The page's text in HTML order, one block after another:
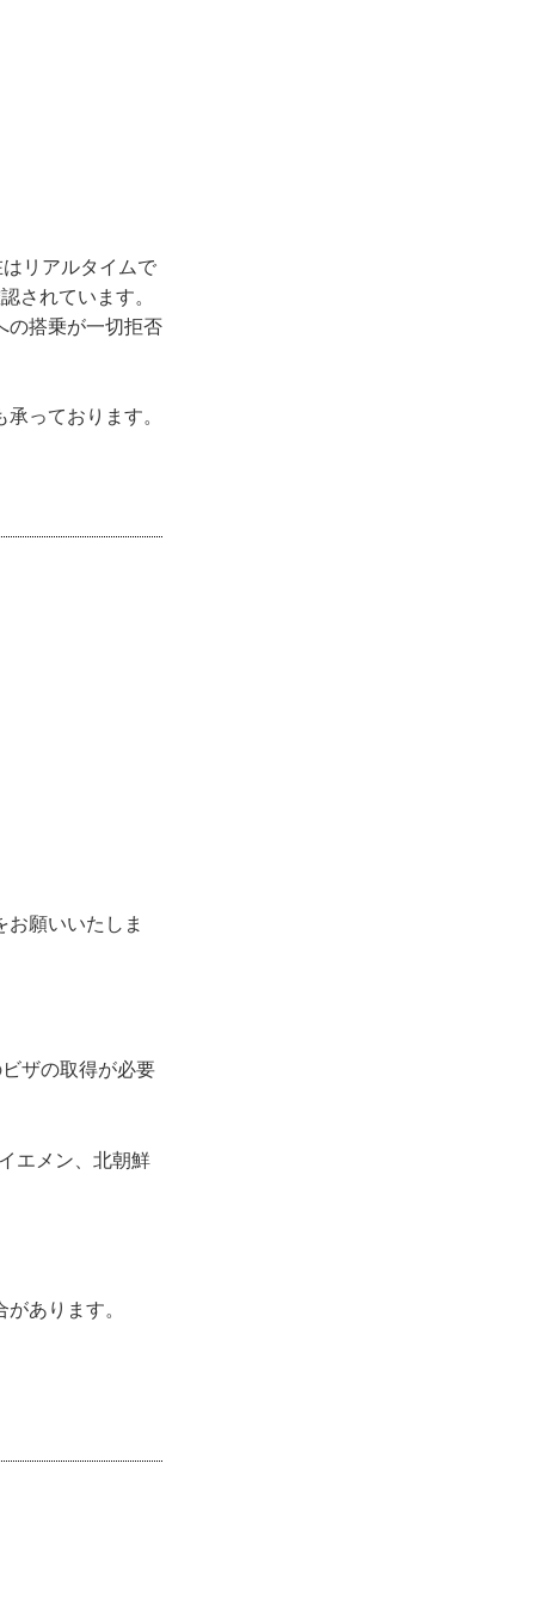
リアルタイムで
されています。
の搭乗が一切拒否
っております。
願いいたしま
ザの取得が必要
エメン、北朝鮮
あります。